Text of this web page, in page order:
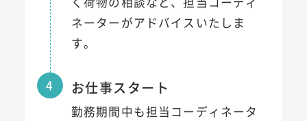
ネーターがアドバイスいたしま
す。
4 お仕事スタート
勤務期間中も担当コーディネータ